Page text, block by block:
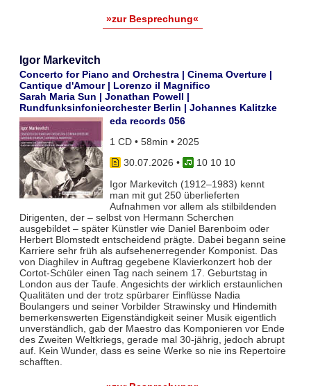
»zur Besprechung«
Igor Markevitch
Concerto for Piano and Orchestra | Cinema Overture |
Cantique d'Amour | Lorenzo il Magnifico
Sarah Maria Sun | Jonathan Powell |
Rundfunksinfonieorchester Berlin | Johannes Kalitzke
eda records 056
1 CD • 58min • 2025
30.07.2026 •
10 10 10
Igor Markevitch (1912–1983) kennt
man mit gut 250 überlieferten
Aufnahmen vor allem als stilbildenden
Dirigenten, der – selbst von Hermann Scherchen
ausgebildet – später Künstler wie Daniel Barenboim oder
Herbert Blomstedt entscheidend prägte. Dabei begann seine
Karriere sehr früh als aufsehenerregender Komponist. Das
von Diaghilev in Auftrag gegebene Klavierkonzert hob der
Cortot-Schüler einen Tag nach seinem 17. Geburtstag in
London aus der Taufe. Angesichts der wirklich erstaunlichen
Qualitäten und der trotz spürbarer Einflüsse Nadia
Boulangers und seiner Vorbilder Strawinsky und Hindemith
bemerkenswerten Eigenständigkeit seiner Musik eigentlich
unverständlich, gab der Maestro das Komponieren vor Ende
des Zweiten Weltkriegs, gerade mal 30-jährig, jedoch abrupt
auf. Kein Wunder, dass es seine Werke so nie ins Repertoire
schafften.